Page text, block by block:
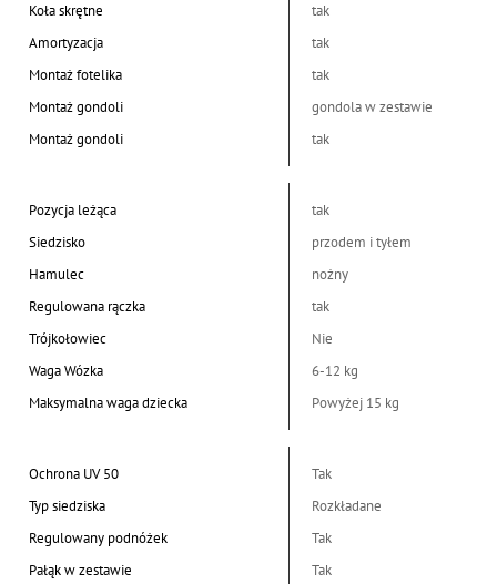
Koła skrętne
tak
Amortyzacja
tak
Montaż fotelika
tak
Montaż gondoli
gondola w zestawie
Montaż gondoli
tak
Pozycja leżąca
tak
Siedzisko
przodem i tyłem
Hamulec
nożny
Regulowana rączka
tak
Trójkołowiec
Nie
Waga Wózka
6-12 kg
Maksymalna waga dziecka
Powyżej 15 kg
Ochrona UV 50
Tak
Typ siedziska
Rozkładane
Regulowany podnóżek
Tak
Pałąk w zestawie
Tak